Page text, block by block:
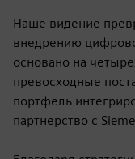
Наше видение
внедрению
основано на
превосходные
портфель
партнерство с